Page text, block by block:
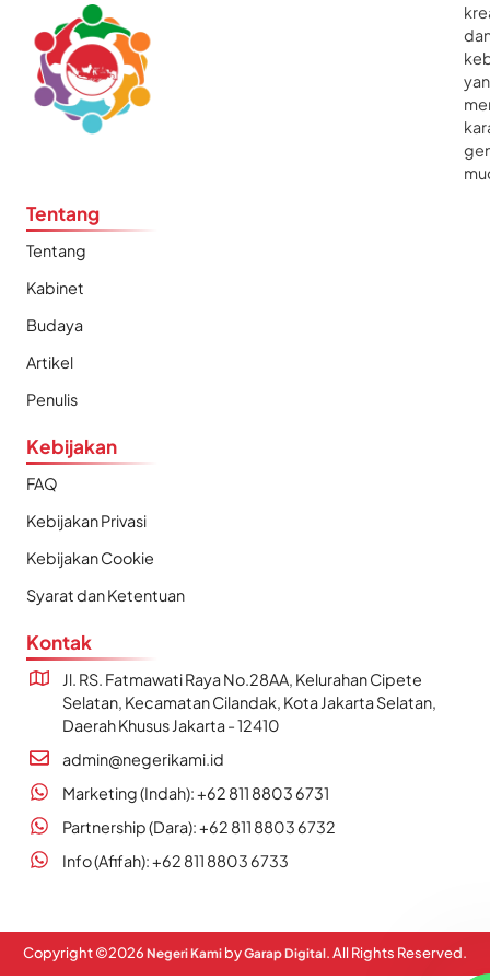
Tentang
Tentang
Kabinet
Budaya
Artikel
Penulis
Kebijakan
FAQ
Kebijakan Privasi
Kebijakan Cookie
Syarat dan Ketentuan
Kontak
Jl. RS. Fatmawati Raya No.28AA, Kelurahan Cipete
Selatan, Kecamatan Cilandak, Kota Jakarta Selatan,
Daerah Khusus Jakarta - 12410
admin@negerikami.id
Marketing (Indah): +62 811 8803 6731
Partnership (Dara): +62 811 8803 6732
Info (Afifah): +62 811 8803 6733
Copyright ©2026 Negeri Kami byGarap Digital. All Rights Reserved.